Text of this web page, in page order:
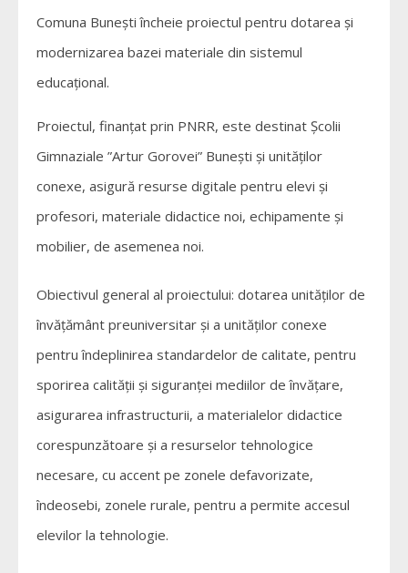
Comuna Bunești încheie proiectul pentru dotarea și
modernizarea bazei materiale din sistemul
educațional.
Proiectul, finanțat prin PNRR, este destinat Școlii
Gimnaziale ”Artur Gorovei” Bunești și unităților
conexe, asigură resurse digitale pentru elevi și
profesori, materiale didactice noi, echipamente și
mobilier, de asemenea noi.
Obiectivul general al proiectului: dotarea unităților de
învățământ preuniversitar și a unităților conexe
pentru îndeplinirea standardelor de calitate, pentru
sporirea calității și siguranței mediilor de învățare,
asigurarea infrastructurii, a materialelor didactice
corespunzătoare și a resurselor tehnologice
necesare, cu accent pe zonele defavorizate,
îndeosebi, zonele rurale, pentru a permite accesul
elevilor la tehnologie.